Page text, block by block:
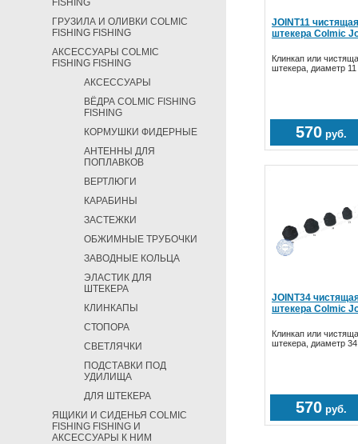
FISHING
ГРУЗИЛА И ОЛИВКИ COLMIC
FISHING FISHING
АКСЕССУАРЫ COLMIC
FISHING FISHING
АКСЕССУАРЫ
ВЁДРА COLMIC FISHING
FISHING
КОРМУШКИ ФИДЕРНЫЕ
АНТЕННЫ ДЛЯ
ПОПЛАВКОВ
ВЕРТЛЮГИ
КАРАБИНЫ
ЗАСТЕЖКИ
ОБЖИМНЫЕ ТРУБОЧКИ
ЗАВОДНЫЕ КОЛЬЦА
ЭЛАСТИК ДЛЯ
ШТЕКЕРА
КЛИНКАПЫ
СТОПОРА
СВЕТЛЯЧКИ
ПОДСТАВКИ ПОД
УДИЛИЩА
ДЛЯ ШТЕКЕРА
ЯЩИКИ И СИДЕНЬЯ COLMIC
FISHING FISHING И
АКСЕССУАРЫ К НИМ
JOINT11
штекера Colmic
Клинкап или
штекера, диаметр
570 руб.
JOINT34
штекера Colmic
Клинкап или
штекера, диаметр
570 руб.